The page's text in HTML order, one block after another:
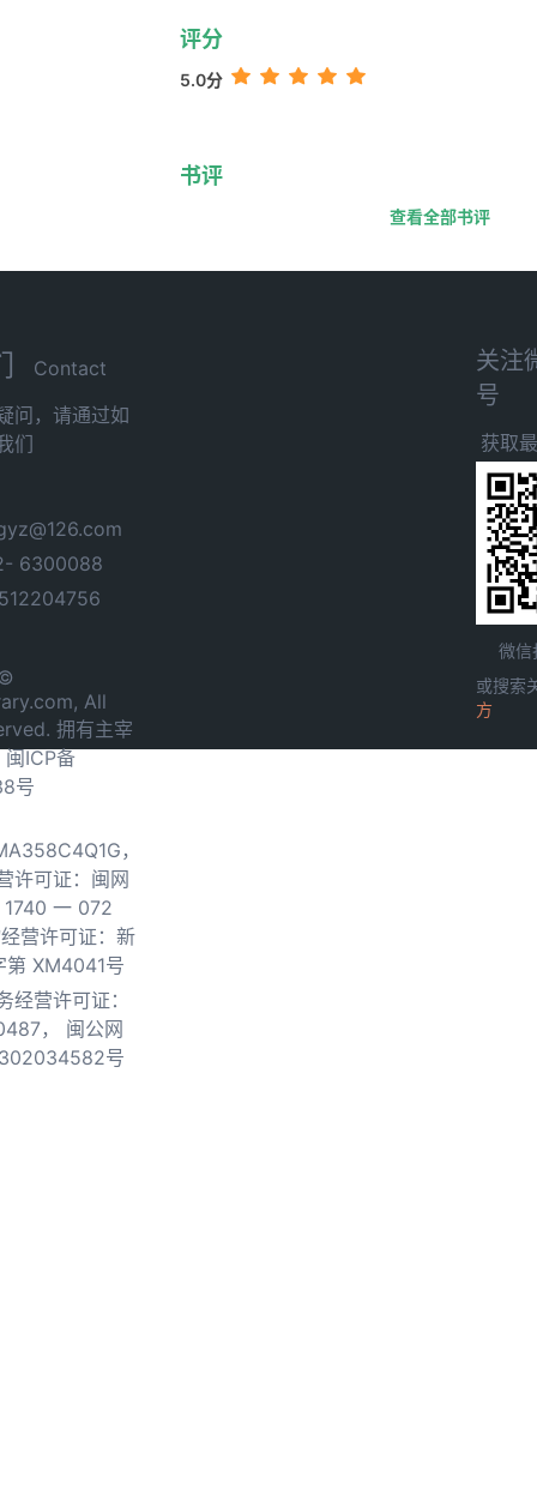
评分
5.0分
书评
查看全部书评
Contact
问，请通过如
们
6300088
All
拥有主宰
闽ICP备
号
，
许可证：闽网
一 072
营许可证：新
第 XM4041号
经营许可证：
，
闽公网
号
关注
号
获取
微信
或搜索
方